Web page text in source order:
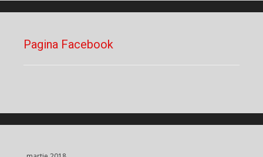
Pagina Facebook